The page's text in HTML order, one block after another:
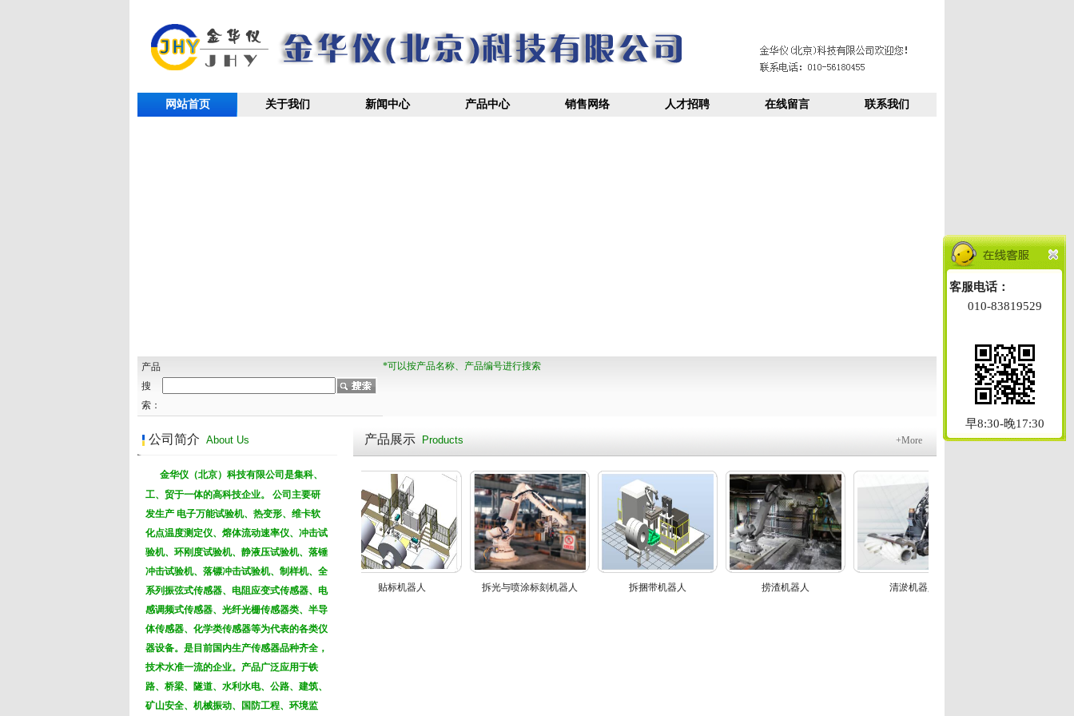
网站首页 关于我们 新闻中心 产品中心 销售网络 人才招聘 在线留言 联系我们
产品
搜
索：
*可以按产品名称、产品编号进行搜索
公司简介 About Us
金华仪（北京）科技有限公司是集科、
工、贸于一体的高科技企业。
公司主要研
发生产 电子万能试验机、热变形、维卡软
化点温度测定仪、熔体流动速率仪、冲击试
验机、环刚度试验机、静液压试验机、落锤
冲击试验机、落镖冲击试验机、制样机、 全
系列振弦式传感器、电阻应变式传感器、电
感调频式传感器、光纤光栅传感器类、半导
体传感器、化学类传感器等为代表的各类仪
器设备。 是目前国内生产传感器品种齐全，
技术水准一流的企业。 产品广泛应用于铁
路、桥梁、隧道、水利水电、公路、建筑、
矿山安全、机械振动、国防工程、环境监
产品展示 Products +More
电筒双波段激光物证发 贴标机器人 拆光与喷涂标刻机器人 拆捆带机器人 捞渣机器人 清淤机器人
客服电话：
010-83819529
早8:30-晚17:30